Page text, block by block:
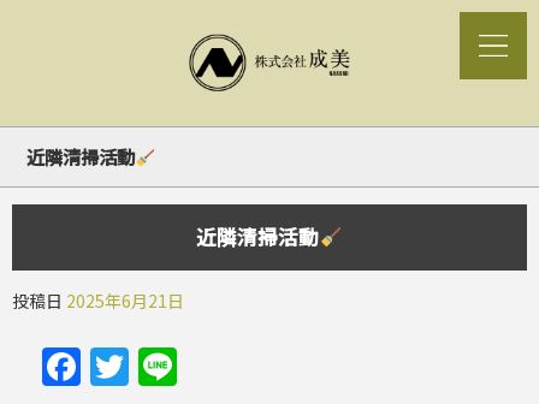
近隣清掃活動
近隣清掃活動
投稿日 2025年6月21日
Facebook
Twitter